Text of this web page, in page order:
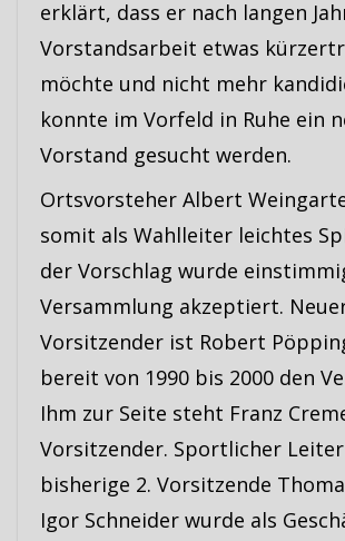
erklärt, dass er nach langen
Vorstandsarbeit etwas
möchte und nicht mehr
konnte im Vorfeld in Ruhe ein
Vorstand gesucht werden.
Ortsvorsteher Albert
somit als Wahlleiter leichtes
der Vorschlag wurde
Versammlung akzeptiert.
Vorsitzender ist Robert
bereit von 1990 bis 2000 den
Ihm zur Seite steht Franz
Vorsitzender. Sportlicher
bisherige 2. Vorsitzende
Igor Schneider wurde als